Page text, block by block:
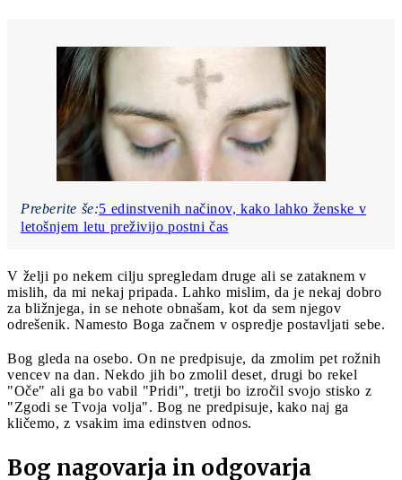
Preberite še:5 edinstvenih načinov, kako lahko ženske v
letošnjem letu preživijo postni čas
V želji po nekem cilju spregledam druge ali se zataknem v
mislih, da mi nekaj pripada. Lahko mislim, da je nekaj dobro
za bližnjega, in se nehote obnašam, kot da sem njegov
odrešenik. Namesto Boga začnem v ospredje postavljati sebe.
Bog gleda na osebo. On ne predpisuje, da zmolim pet rožnih
vencev na dan. Nekdo jih bo zmolil deset, drugi bo rekel
"Oče" ali ga bo vabil "Pridi", tretji bo izročil svojo stisko z
"Zgodi se Tvoja volja". Bog ne predpisuje, kako naj ga
kličemo, z vsakim ima edinstven odnos.
Bog nagovarja in odgovarja